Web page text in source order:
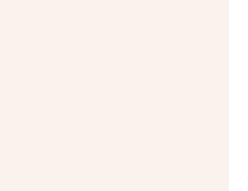
SEUL VOTRE
NOUS PERMET